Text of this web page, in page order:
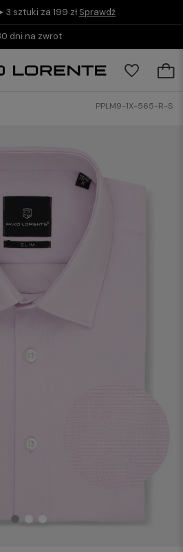
3 sztuki za 199 zł Sprawdź
dni na zwrot
PPLM9-1X-565-R-S